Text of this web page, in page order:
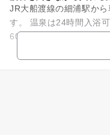
JR大船渡線の細浦駅か
す。 温泉は24時間入浴可能で、特に露天風呂からは太平洋を3
60度眺めることができ、